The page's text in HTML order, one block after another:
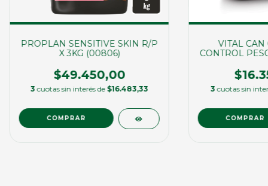
PROPLAN SENSITIVE SKIN R/P
X 3KG (00806)
$49.450,00
3 cuotas sin interés de $16.483,33
VITAL CAN
CONTROL
3 cuotas sin